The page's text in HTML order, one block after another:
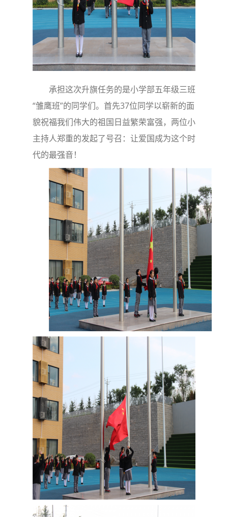
承担这次升旗任务的是小学部五年级三班
“雏鹰班”的同学们。首先37位同学以崭新的面
貌祝福我们伟大的祖国日益繁荣富强，两位小
主持人郑重的发起了号召：让爱国成为这个时
代的最强音！